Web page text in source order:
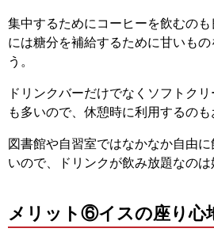
集中するためにコーヒーを飲むの
には糖分を補給するために甘いも
う。
ドリンクバーだけでなくソフトク
も多いので、休憩時に利用するのも
図書館や自習室ではなかなか自由
いので、ドリンクが飲み放題なのは
メリット⑥イスの座り心